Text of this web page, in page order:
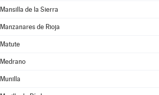
Mansilla de la Sierra
Manzanares de Rioja
Matute
Medrano
Munilla